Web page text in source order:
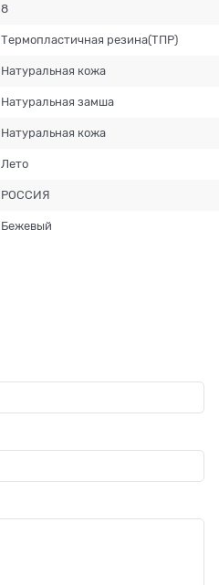
8
Термопластичная резина(ТПР)
Натуральная кожа
Натуральная замша
Натуральная кожа
Лето
РОССИЯ
Бежевый